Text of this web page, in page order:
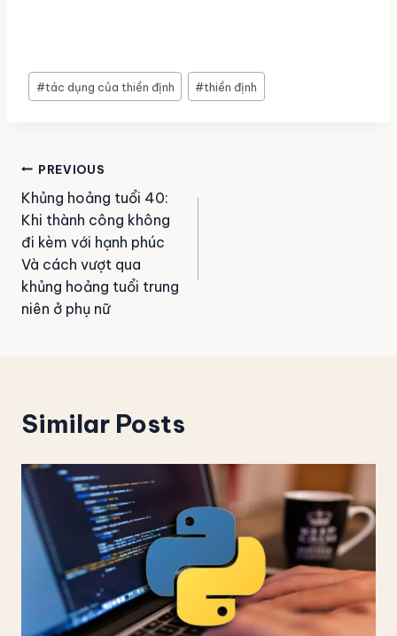
#tác dụng của thiền định #thiền định
PREVIOUS
Khủng hoảng tuổi 40:
Khi thành công không
đi kèm với hạnh phúc
Và cách vượt qua
khủng hoảng tuổi trung
niên ở phụ nữ
Similar Posts